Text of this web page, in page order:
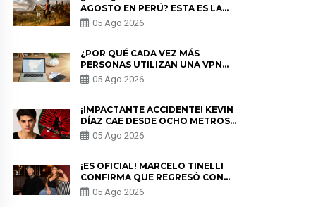
AGOSTO EN PERÚ? ESTA ES LA
HISTORIA
05 Ago 2026
¿POR QUÉ CADA VEZ MÁS
PERSONAS UTILIZAN UNA VPN
PARA PROTEGER SU
PRIVACIDAD?
05 Ago 2026
¡IMPACTANTE ACCIDENTE! KEVIN
DÍAZ CAE DESDE OCHO METROS
EN “ESTO ES GUERRA” Y GENERA
PREOCUPACIÓN
05 Ago 2026
¡ES OFICIAL! MARCELO TINELLI
CONFIRMA QUE REGRESÓ CON
MILETT FIGUEROA: “EL AMOR
PUDO MÁS”
05 Ago 2026